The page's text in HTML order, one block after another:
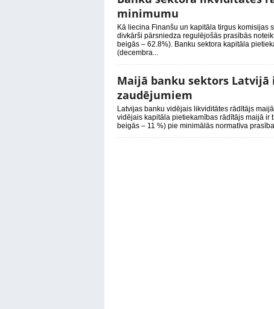
minimumu
Kā liecina Finanšu un kapitāla tirgus komisijas
divkārši pārsniedza regulējošās prasībās
beigās – 62.8%). Banku sektora kapitāla
(decembra...
Maijā banku sektors
zaudējumiem
Latvijas banku vidējais likviditātes rādītājs
vidējais kapitāla pietiekamības rādītājs maijā ir
beigās – 11 %) pie minimālās normatīva